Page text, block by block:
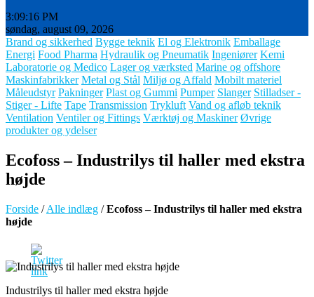
3:09:18 PM
søndag, august 09, 2026
Brand og sikkerhed Bygge teknik El og Elektronik Emballage
Energi Food Pharma Hydraulik og Pneumatik Ingeniører Kemi
Laboratorie og Medico Lager og værksted Marine og offshore
Maskinfabrikker Metal og Stål Miljø og Affald Mobilt materiel
Måleudstyr Pakninger Plast og Gummi Pumper Slanger Stilladser -
Stiger - Lifte Tape Transmission Trykluft Vand og afløb teknik
Ventilation Ventiler og Fittings Værktøj og Maskiner Øvrige
produkter og ydelser
Ecofoss – Industrilys til haller med ekstra
højde
Forside /Alle indlæg /Ecofoss – Industrilys til haller med ekstra
højde
Industrilys til haller med ekstra højde